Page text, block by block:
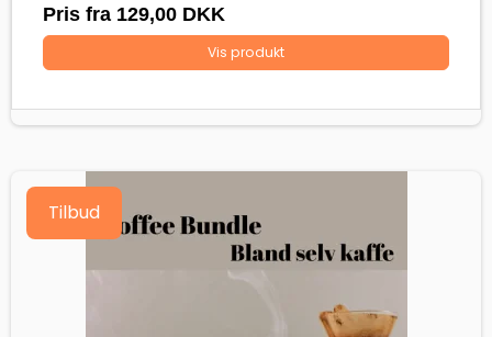
Pris fra 129,00 DKK
Vis produkt
Tilbud